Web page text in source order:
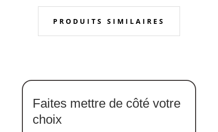
PRODUITS SIMILAIRES
Faites mettre de côté votre
choix